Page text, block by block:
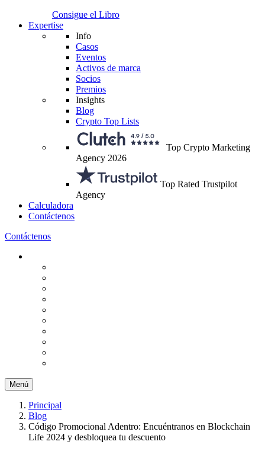
Consigue el Libro
Expertise
Info
Casos
Eventos
Activos de marca
Socios
Premios
Insights
Blog
Crypto Top Lists
Top Crypto Marketing
Agency 2026
Top Rated Trustpilot
Agency
Calculadora
Contáctenos
Contáctenos
Menú
Principal
Blog
Código Promocional Adentro: Encuéntranos en Blockchain
Life 2024 y desbloquea tu descuento